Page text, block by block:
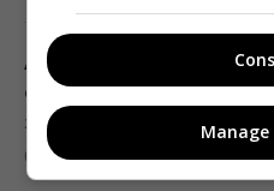
Археологи виявили у
споруду, зведену 176
здивувало
02:59 неділя, 09 серпня 2026